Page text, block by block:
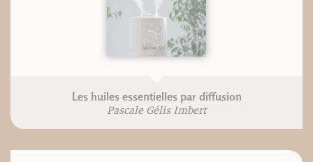
Les huiles essentielles par diffusion
Pascale Gélis Imbert